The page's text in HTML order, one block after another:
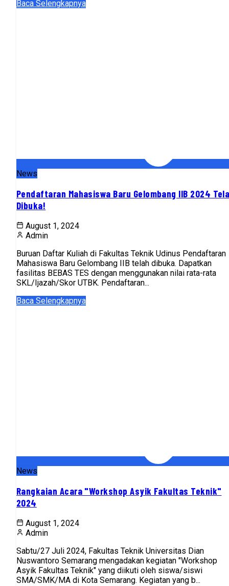
Baca Selengkapnya
News
Pendaftaran Mahasiswa Baru Gelombang IIB 2024
Dibuka!
August 1, 2024
Admin
Buruan Daftar Kuliah di Fakultas Teknik Udinus Pendaftaran
Mahasiswa Baru Gelombang IIB telah dibuka. Dapatkan
fasilitas BEBAS TES dengan menggunakan nilai rata-rata
SKL/Ijazah/Skor UTBK. Pendaftaran...
Baca Selengkapnya
News
Rangkaian Acara "Workshop Asyik Fakultas Teknik"
2024
August 1, 2024
Admin
Sabtu/27 Juli 2024, Fakultas Teknik Universitas Dian
Nuswantoro Semarang mengadakan kegiatan "Workshop
Asyik Fakultas Teknik" yang diikuti oleh siswa/siswi
SMA/SMK/MA di Kota Semarang. Kegiatan yang b...